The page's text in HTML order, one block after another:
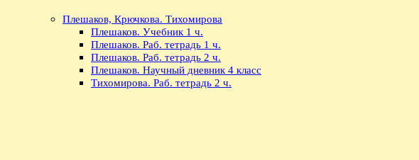
Плешаков, Крючкова. Тихомирова
Плешаков. Учебник 1 ч.
Плешаков. Раб. тетрадь 1 ч.
Плешаков. Раб. тетрадь 2 ч.
Плешаков. Научный дневник 4 класс
Тихомирова. Раб. тетрадь 2 ч.